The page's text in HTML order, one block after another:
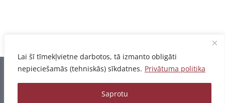
Lai šī tīmekļvietne darbotos, tā izmanto obligāti
nepieciešamās (tehniskās) sīkdatnes. Privātuma politika
Saprotu
Informācija pēdējo reizi atjaunota 06.08.2026